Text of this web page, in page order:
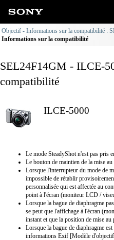
Objectif - Informations sur la compatibilité :
Informations sur la compatibilité
SEL24F14GM - ILCE-
compatibilité
ILCE-5000
Le mode SteadyShot n'est pas pris
Le bouton de maintien de la mise
Lorsque l'interrupteur du mode de
impossible de rétablir
personnalisée qui est affectée au
point à l'écran (moniteur LCD /
Lorsque la bague de diaphragme
se peut que l'affichage à l'écran
instant et que la position de mise
Lorsque la bague de diaphragme
informations Exif [Modèle